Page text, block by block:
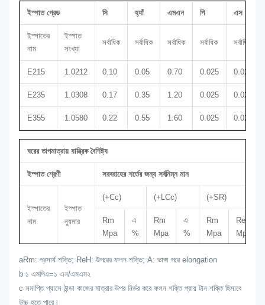
ইস্পাত গ্রেড সি হ্যাঁ এমএন পি এস
ইস্পাতের
নাম
ইস্পাত
সংখ্যা
সর্বাধিক সর্বাধিক সর্বাধিক সর্বাধিক সর্বাধিক
E215 1.0212 0.10 0.05 0.70 0.025 0.025
E235 1.0308 0.17 0.35 1.20 0.025 0.025
E355 1.0580 0.22 0.55 1.60 0.025 0.025
ঘরের তাপমাত্রায় যান্ত্রিক বৈশিষ্ট্য
ইস্পাত শ্রেণী সরবরাহের শর্তের জন্য সর্বনিম্ন মান
ইস্পাতের
নাম
ইস্পাত
ন্যুমার
(+Cc) (+LCc) (+SR)
Rm
Mpa
এ
%
Rm
Mpa
এ
%
Rm
Mpa
ReH
Mpa
E215 1.0212 430 8 380 12 380
E235 1.0308
E355
aRm: প্রসার্য শক্তি; ReH: উপরের ফলন শক্তি; A: ভাঙ্গা পরে elongation
b ১ এমপিএ=১ এন/এমএম২
c সমাপ্তি প্যাসে ঠান্ডা কাজের মাত্রার উপর নির্ভর করে ফলন শক্তি প্রায় টান শক্তি হিসাবে
উচ্চ হতে পারে।